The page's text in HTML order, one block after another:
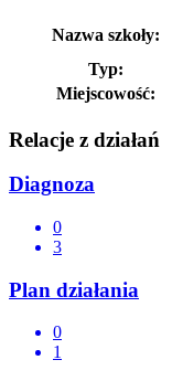
Nazwa szkoły:
Typ:
Miejscowość:
Relacje z działań
Diagnoza
0
3
Plan działania
0
1